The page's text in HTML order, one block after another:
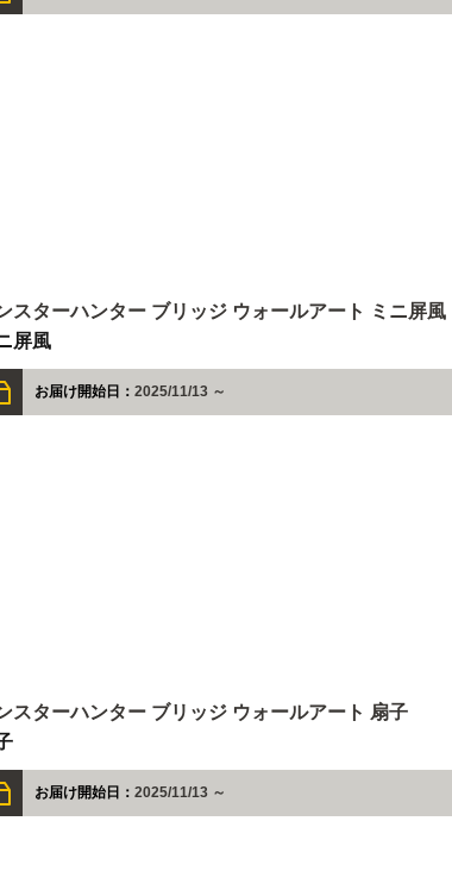
スターハンター ブリッジ ウォールアート ミニ屏風
屏風
お届け開始日： 2025/11/13 ～
スターハンター ブリッジ ウォールアート 扇子
お届け開始日： 2025/11/13 ～